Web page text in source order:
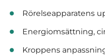
Rörelseapparatens
Energiomsättning,
Kroppens